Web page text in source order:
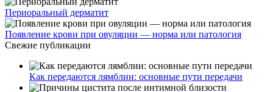
Периоральный дерматит
Появление крови при овуляции — норма или патология
Свежие публикации
Как передаются лямблии: основные пути передачи